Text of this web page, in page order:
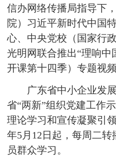
信办网络传播局指导下
院）习近平新时代中国
心、中央党校（国家行
光明网联合推出“理响中
开课第十四季）专题视频
广东省中小企业发
省“两新”组织党建工作
理论学习和宣传凝聚引
年5月12日起，每周二
员群众学习。